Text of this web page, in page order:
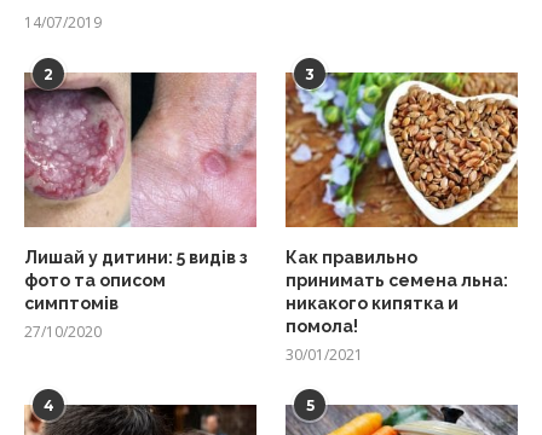
14/07/2019
2
Лишай у дитини: 5 видів з
фото та описом
симптомів
27/10/2020
3
Как правильно
принимать семена льна:
никакого кипятка и
помола!
30/01/2021
4 5